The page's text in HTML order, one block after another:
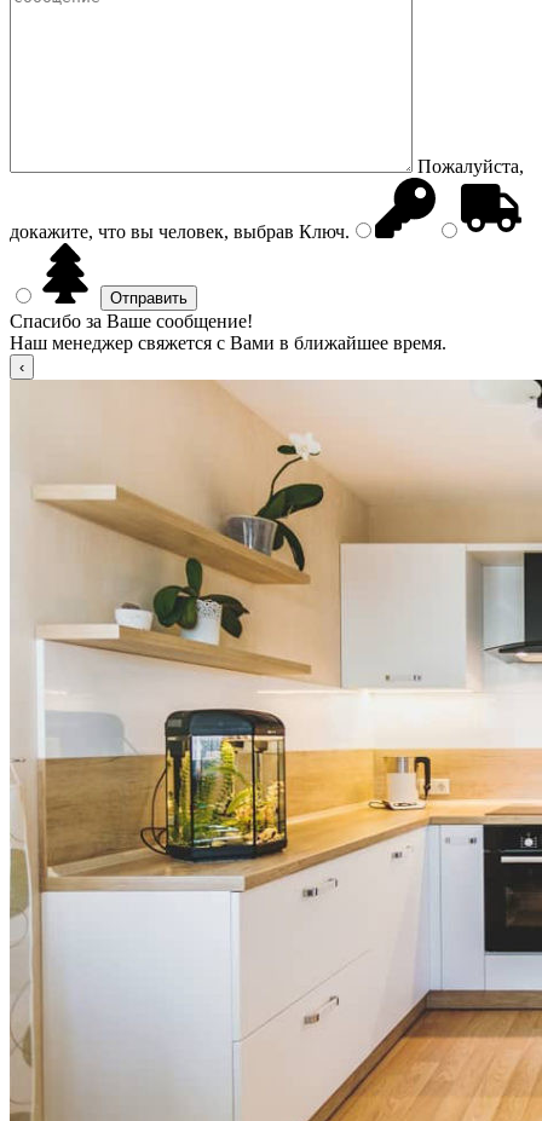
Пожалуйста,
докажите, что вы человек, выбрав Ключ.
Спасибо за Ваше сообщение!
Наш менеджер свяжется с Вами в ближайшее время.